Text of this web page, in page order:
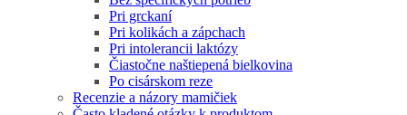
Pri grckaní
Pri kolikách a zápchach
Pri intolerancii laktózy
Čiastočne naštiepená bielkovina
Po cisárskom reze
Recenzie a názory mamičiek